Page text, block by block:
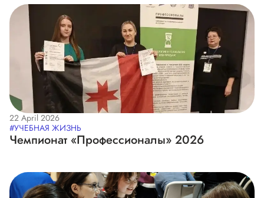
22 April 2026
#УЧЕБНАЯ ЖИЗНЬ
Чемпионат «Профессионалы» 2026